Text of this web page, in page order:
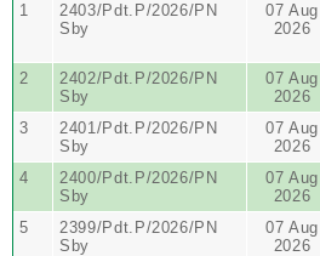
1
2403/Pdt.P/2026/PN
Sby
07 Aug
2026
2
2402/Pdt.P/2026/PN
Sby
07 Aug
2026
3
2401/Pdt.P/2026/PN
Sby
07 Aug
2026
4
2400/Pdt.P/2026/PN
Sby
07 Aug
2026
5
2399/Pdt.P/2026/PN
Sby
07 Aug
2026